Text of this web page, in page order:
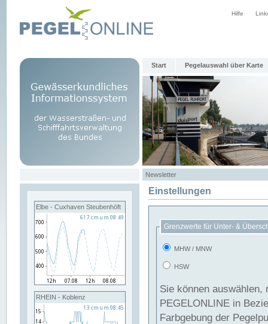
Hilfe
Start Pegelauswahl über Karte
Newsletter
Elbe - Cuxhaven Steubenhöft
RHEIN - Koblenz
Einstellungen
Grenzwerte für Unter- &
MHW / MNW
HSW
Sie können
PEGELONLINE in Beziehung
Farbgebung der